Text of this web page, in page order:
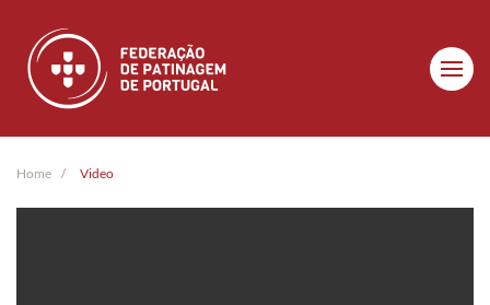
Skip to main content
Home Video